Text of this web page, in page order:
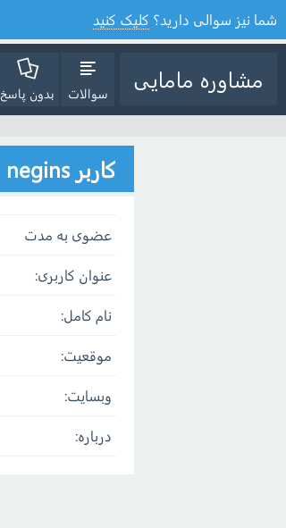
شما نیز سوالی دارید؟ کلیک کنید
مشاوره مامایی
سوالات بدون پاسخ
کاربر negins
عضوی به مدت
عنوان کاربری:
نام کامل:
موقعیت:
وبسایت:
درباره: